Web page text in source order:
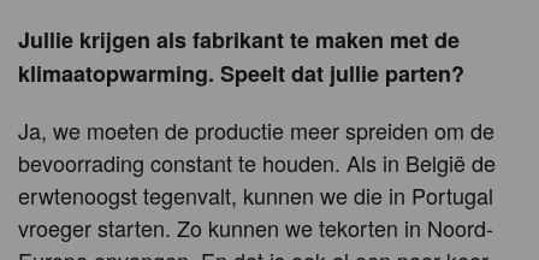
Jullie krijgen als fabrikant te maken met de
klimaatopwarming. Speelt dat jullie parten?
Ja, we moeten de productie meer spreiden om de
bevoorrading constant te houden. Als in België de
erwtenoogst tegenvalt, kunnen we die in Portugal
vroeger starten. Zo kunnen we tekorten in Noord-